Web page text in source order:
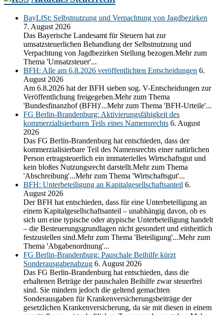
BayLfSt: Selbstnutzung und Verpachtung von Jagdbezirken
7. August 2026
Das Bayerische Landesamt für Steuern hat zur
umsatzsteuerlichen Behandlung der Selbstnutzung und
Verpachtung von Jagdbezirken Stellung bezogen.Mehr zum
Thema 'Umsatzsteuer'...
BFH: Alle am 6.8.2026 veröffentlichten Entscheidungen 6.
August 2026
Am 6.8.2026 hat der BFH sieben sog. V-Entscheidungen zur
Veröffentlichung freigegeben.Mehr zum Thema
'Bundesfinanzhof (BFH)'...Mehr zum Thema 'BFH-Urteile'...
FG Berlin-Brandenburg: Aktivierungsfähigkeit des
kommerzialisierbaren Teils eines Namensrechts 6. August
2026
Das FG Berlin-Brandenburg hat entschieden, dass der
kommerzialisierbare Teil des Namensrechts einer natürlichen
Person ertragsteuerlich ein immaterielles Wirtschaftsgut und
kein bloßes Nutzungsrecht darstellt.Mehr zum Thema
'Abschreibung'...Mehr zum Thema 'Wirtschaftsgut'...
BFH: Unterbeteiligung an Kapitalgesellschaftsanteil 6.
August 2026
Der BFH hat entschieden, dass für eine Unterbeteiligung an
einem Kapitalgesellschaftsanteil – unabhängig davon, ob es
sich um eine typische oder atypische Unterbeteiligung handelt
– die Besteuerungsgrundlagen nicht gesondert und einheitlich
festzustellen sind.Mehr zum Thema 'Beteiligung'...Mehr zum
Thema 'Abgabenordnung'...
FG Berlin-Brandenburg: Pauschale Beihilfe kürzt
Sonderausgabenabzug 6. August 2026
Das FG Berlin-Brandenburg hat entschieden, dass die
erhaltenen Beträge der pauschalen Beihilfe zwar steuerfrei
sind. Sie mindern jedoch die geltend gemachten
Sonderausgaben für Krankenversicherungsbeiträge der
gesetzlichen Krankenversicherung, da sie mit diesen in einem